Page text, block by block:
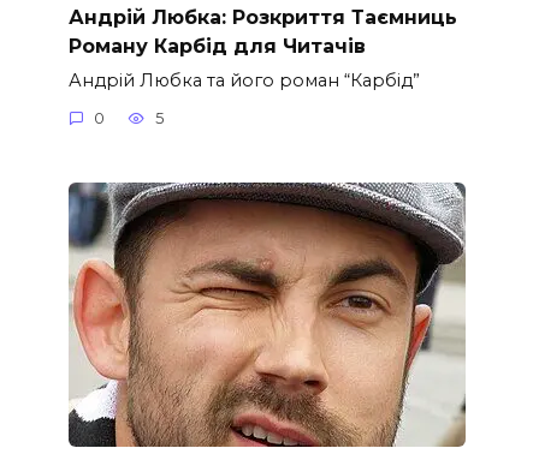
Андрій Любка: Розкриття Таємниць
Роману Карбід для Читачів
Андрій Любка та його роман “Карбід”
0 5